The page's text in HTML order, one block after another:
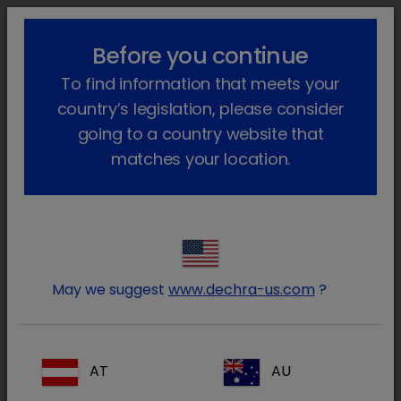
!-- Google Tag Manager -->
lock_outline search menu
Home Animali da reddito Medicina interna
Medicina interna
Dechra offre due soluzioni terapeutiche
una a base di clorfenamina.
Before you continue
To find information that meets your
country’s legislation, please consider
going to a country website that
matches your location.
May we suggest www.dechra-us.com ?
AT AU